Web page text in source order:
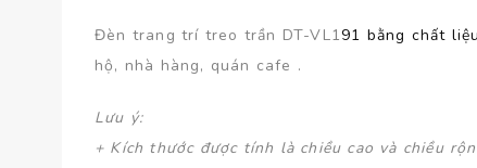
Đèn trang trí treo trần DT-VL191 bằng chất
hộ, nhà hàng, quán cafe .
Lưu ý:
+ Kích thước được tính là chiều cao và chiều